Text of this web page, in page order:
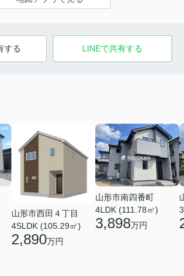
する LINEで共有する
山形市西田４丁目
4SLDK (105.29㎡)
2,890万円
山形市南四番町
4LDK (111.78㎡)
3,898万円